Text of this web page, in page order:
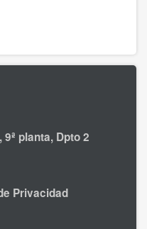
planta, Dpto 2
Privacidad